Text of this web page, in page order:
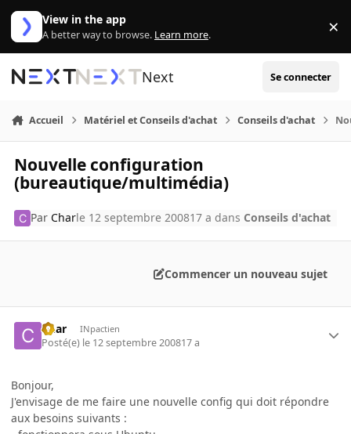
Aller au contenu
View in the app
A better way to browse. Learn more. ×
Next Se connecter
Accueil Matériel et Conseils d'achat Conseils d'achat
Nouvelle configuration
(bureautique/multimédia)
ParCharle 12 septembre 200817 a dans Conseils d'achat
Commencer un nouveau sujet
Char INpactien
Posté(e) le 12 septembre 200817 a
Bonjour,
J'envisage de me faire une nouvelle config qui doit répondre
aux besoins suivants :